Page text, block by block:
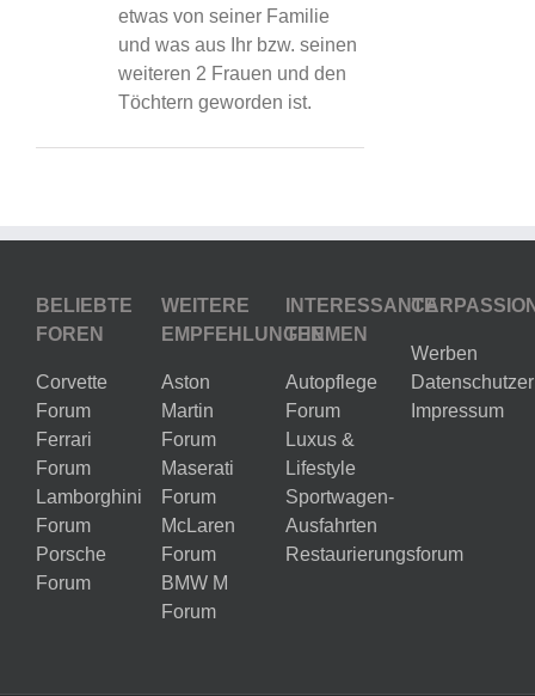
etwas von seiner Familie
und was aus Ihr bzw. seinen
weiteren 2 Frauen und den
Töchtern geworden ist.
BELIEBTE
FOREN
Corvette
Forum
Ferrari
Forum
Lamborghini
Forum
Porsche
Forum
WEITERE
EMPFEHLUNGEN
Aston
Martin
Forum
Maserati
Forum
McLaren
Forum
BMW M
Forum
INTERESSANTE
THEMEN
Autopflege
Forum
Luxus &
Lifestyle
Sportwagen-
Ausfahrten
Restaurierungsforum
Werben
Impressum